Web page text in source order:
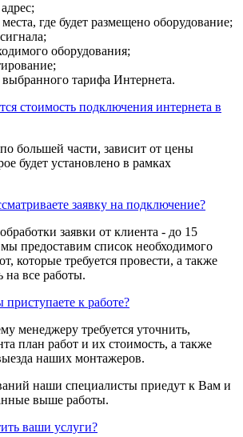
где будет размещено оборудование;
оборудования;
тарифа Интернета.
стоимость подключения интернета в
большей части, зависит от цены
будет установлено в рамках
заявку на подключение?
заявки от клиента - до 15
предоставим список необходимого
которые требуется провести, а также
на все работы.
к работе?
менеджеру требуется уточнить,
план работ и их стоимость, а также
наших монтажеров.
наши специалисты приедут к Вам и
выше работы.
ваши услуги?